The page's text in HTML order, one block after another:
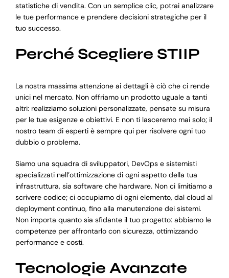
statistiche di vendita. Con un semplice clic, potrai analizzare
le tue performance e prendere decisioni strategiche per il
tuo successo.
Perché Scegliere STIIP
La nostra massima attenzione ai dettagli è ciò che ci rende
unici nel mercato. Non offriamo un prodotto uguale a tanti
altri: realizziamo soluzioni personalizzate, pensate su misura
per le tue esigenze e obiettivi. E non ti lasceremo mai solo; il
nostro team di esperti è sempre qui per risolvere ogni tuo
dubbio o problema.
Siamo una squadra di sviluppatori, DevOps e sistemisti
specializzati nell’ottimizzazione di ogni aspetto della tua
infrastruttura, sia software che hardware. Non ci limitiamo a
scrivere codice; ci occupiamo di ogni elemento, dal cloud al
deployment continuo, fino alla manutenzione dei sistemi.
Non importa quanto sia sfidante il tuo progetto: abbiamo le
competenze per affrontarlo con sicurezza, ottimizzando
performance e costi.
Tecnologie Avanzate